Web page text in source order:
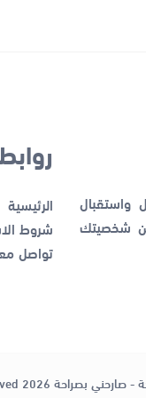
واستقبال
شخصيتك
الرئيسية
شروط
تواصل
بصراحة 2026